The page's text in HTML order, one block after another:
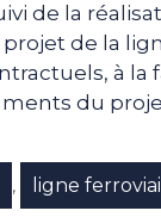
de la
de la
à la
du
, ligne